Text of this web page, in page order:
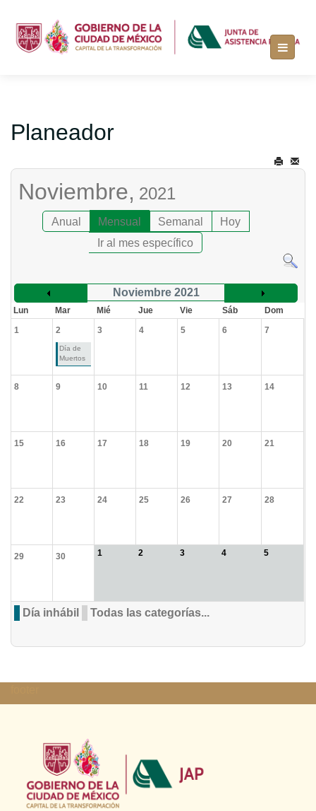
Planeador
Noviembre, 2021
Anual Mensual Semanal
Hoy
Ir al mes específico
Noviembre 2021
Lun Mar Mié Jue Vie Sáb
Dom
1
2
Día de
Muertos
3 4 5 6 7
8 9 10 11 12 13 14
15 16 17 18 19 20 21
22 23 24 25 26 27 28
29 30 1 2 3 4 5
Día inhábil Todas las categorías...